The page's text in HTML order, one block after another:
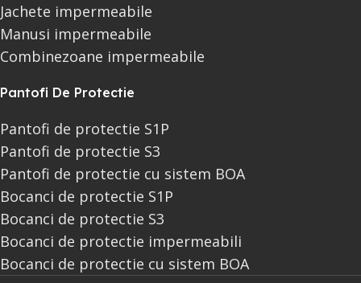
Jachete impermeabile
Manusi impermeabile
Combinezoane impermeabile
Pantofi De Protectie
Pantofi de protectie S1P
Pantofi de protectie S3
Pantofi de protectie cu sistem BOA
Bocanci de protectie S1P
Bocanci de protectie S3
Bocanci de protectie impermeabili
Bocanci de protectie cu sistem BOA